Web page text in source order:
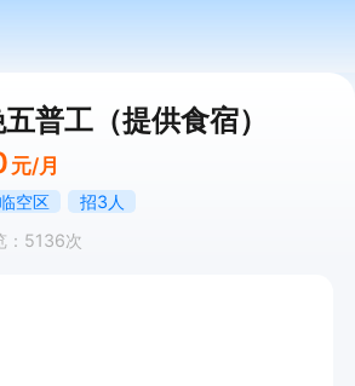
普工（提供食宿）
元/月
临空区
招3人
：5136次